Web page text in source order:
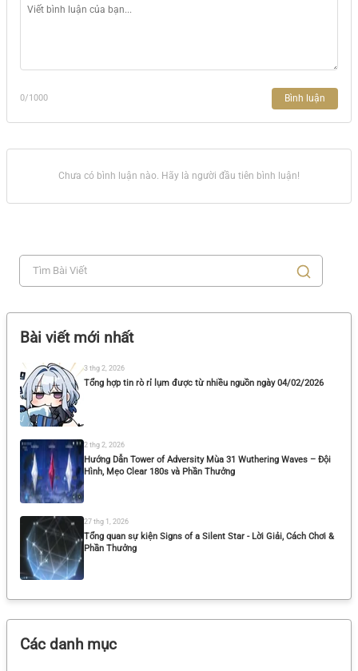
0/1000 Bình luận
Chưa có bình luận nào. Hãy là người đầu tiên bình luận!
Bài viết mới nhất
3 thg 2, 2026
Tổng hợp tin rò rỉ lụm được từ nhiều nguồn ngày 04/02/2026
2 thg 2, 2026
Hướng Dẫn Tower of Adversity Mùa 31 Wuthering Waves – Đội
Hình, Mẹo Clear 180s và Phần Thưởng
27 thg 1, 2026
Tổng quan sự kiện Signs of a Silent Star - Lời Giải, Cách Chơi &
Phần Thưởng
25 thg 1, 2026
Các danh mục